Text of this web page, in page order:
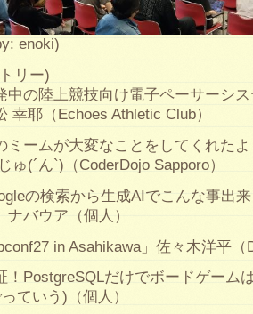
enoki)
リー)
中の陸上競技向け電子ペーサーシ
幸耶（Echoes Athletic Club）
ミームが大変なことをしてくれた
ゅ(´ん`)（CoderDojo Sapporo）
の検索から生成AIでこんな事出
ナバウア（個人）
in Asahikawa」佐々木洋平
！PostgreSQLだけでボードゲーム
ていう)（個人）